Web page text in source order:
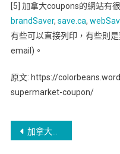
[5] 加拿大coupons的網站有
brandSaver, save.ca,
有些可以直接列印，有些則
email)。
原文: https://
supermarket-coupon/
加拿大各種店的介紹 (超市,量販店,書店&藥妝店…)